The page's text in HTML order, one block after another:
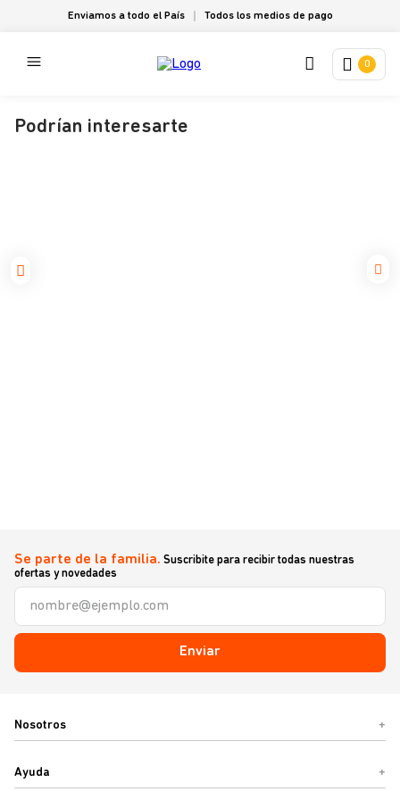
Enviamos a todo el País Todos los medios de pago
0
Podrían interesarte
Se parte de la familia. Suscribite para recibir todas nuestras
ofertas y novedades
Enviar
Nosotros +
Ayuda +